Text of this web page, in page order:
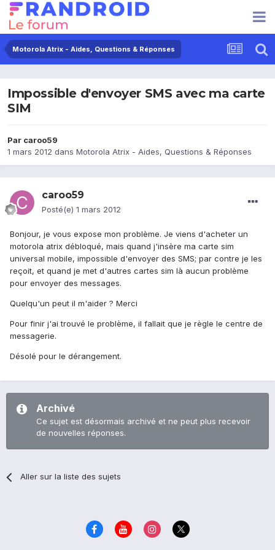
Motorola Atrix - Aides, Questions & Réponses
Impossible d'envoyer SMS avec ma carte
SIM
Par caroo59
1 mars 2012 dans Motorola Atrix - Aides, Questions & Réponses
caroo59
Posté(e) 1 mars 2012
Bonjour, je vous expose mon problème. Je viens d'acheter un
motorola atrix débloqué, mais quand j'insère ma carte sim
universal mobile, impossible d'envoyer des SMS; par contre je les
reçoit, et quand je met d'autres cartes sim là aucun problème
pour envoyer des messages.
Quelqu'un peut il m'aider ? Merci
Pour finir j'ai trouvé le problème, il fallait que je règle le centre de
messagerie.
Désolé pour le dérangement.
Archivé
Ce sujet est désormais archivé et ne peut plus recevoir
de nouvelles réponses.
Aller sur la liste des sujets